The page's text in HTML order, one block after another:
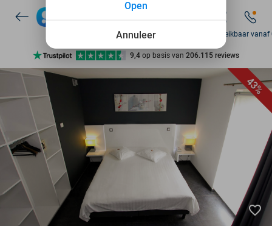
7 dagen per week beschikbaar
10+ miljoen leden
9,4 op basis van 206.115 reviews
7 dagen per week beschikbaar
10+ miljoen leden
Za bereikbaar
43%
favorite_border
Annuleer
Open